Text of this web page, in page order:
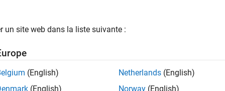
encountered while building "xxxx"
un site web dans la liste suivante :
(English)
(English)
Netherlands (English)
Norway (English)